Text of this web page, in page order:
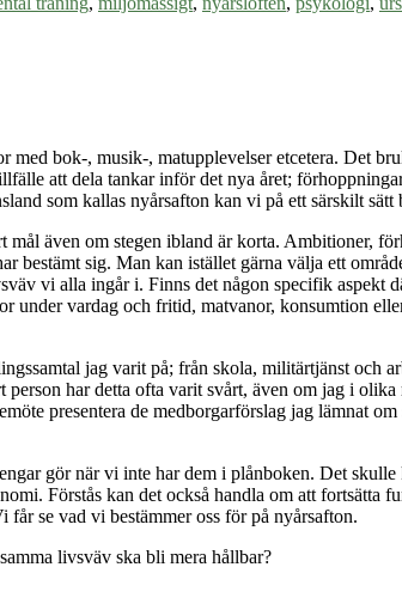
bok-, musik-, matupplevelser etcetera. Det
att dela tankar inför det nya året;
som kallas nyårsafton kan vi på ett särskilt
även om stegen ibland är korta. Ambitioner,
bestämt sig. Man kan istället gärna välja ett
vi alla ingår i. Finns det någon specifik aspekt
vardag och fritid, matvanor, konsumtion
jag varit på; från skola, militärtjänst och
har detta ofta varit svårt, även om jag i
presentera de medborgarförslag jag lämnat
gör när vi inte har dem i plånboken. Det
Förstås kan det också handla om att
se vad vi bestämmer oss för på nyårsafton.
livsväv ska bli mera hållbar?